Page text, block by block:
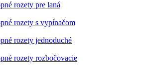
rozety pre laná
rozety s vypínačom
rozety jednoduché
rozety rozbočovacie